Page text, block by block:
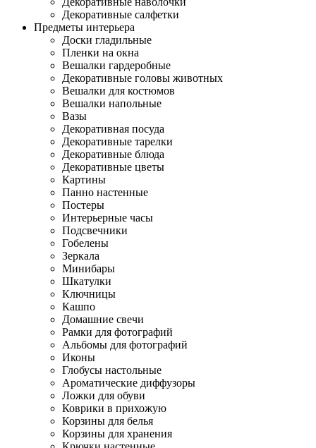
Декоративные салфетки
Предметы интерьера
Доски гладильные
Пленки на окна
Вешалки гардеробные
Декоративные головы животных
Вешалки для костюмов
Вешалки напольные
Вазы
Декоративная посуда
Декоративные тарелки
Декоративные блюда
Декоративные цветы
Картины
Панно настенные
Постеры
Интерьерные часы
Подсвечники
Гобелены
Зеркала
Минибары
Шкатулки
Ключницы
Кашпо
Домашние свечи
Рамки для фотографий
Альбомы для фотографий
Иконы
Глобусы настольные
Ароматические диффузоры
Ложки для обуви
Коврики в прихожую
Корзины для белья
Корзины для хранения